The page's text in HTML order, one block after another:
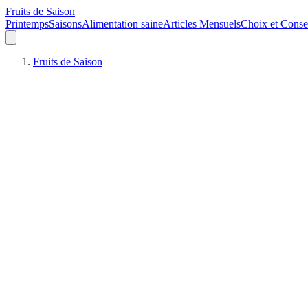
Fruits de Saison
PrintempsSaisonsAlimentation saineArticles MensuelsChoix et
Fruits de Saison